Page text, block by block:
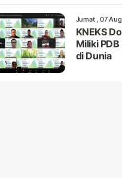
Jumat , 07
KNEKS
Miliki
di Dunia